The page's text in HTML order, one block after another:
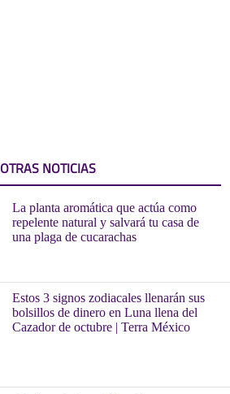
OTRAS NOTICIAS
La planta aromática que actúa como
repelente natural y salvará tu casa de
una plaga de cucarachas
Estos 3 signos zodiacales llenarán sus
bolsillos de dinero en Luna llena del
Cazador de octubre | Terra México